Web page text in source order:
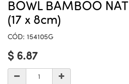
BOWL BAMBOO
(17 x 8cm)
CÓD: 154105G
$ 6.87